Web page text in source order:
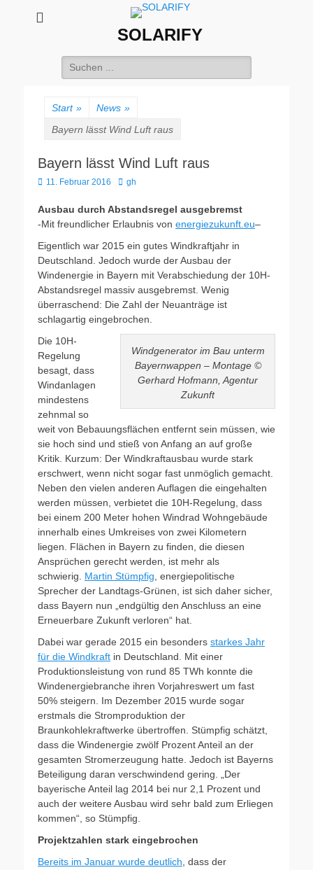
SOLARIFY
Suchen
nach:
Start » News »
Bayern lässt Wind Luft raus
Bayern lässt Wind Luft raus
Veröffentlicht
11. Februar 2016 Autor
gh
Ausbau durch Abstandsregel ausgebremst
-Mit freundlicher Erlaubnis von energiezukunft.eu–
Eigentlich war 2015 ein gutes Windkraftjahr in
Deutschland. Jedoch wurde der Ausbau der
Windenergie in Bayern mit Verabschiedung der 10H-
Abstandsregel massiv ausgebremst. Wenig
überraschend: Die Zahl der Neuanträge ist
schlagartig eingebrochen.
Windgenerator im Bau unterm
Bayernwappen – Montage ©
Gerhard Hofmann, Agentur
Zukunft
Die 10H-
Regelung
besagt, dass
Windanlagen
mindestens
zehnmal so
weit von Bebauungsflächen entfernt sein müssen, wie
sie hoch sind und stieß von Anfang an auf große
Kritik. Kurzum: Der Windkraftausbau wurde stark
erschwert, wenn nicht sogar fast unmöglich gemacht.
Neben den vielen anderen Auflagen die eingehalten
werden müssen, verbietet die 10H-Regelung, dass
bei einem 200 Meter hohen Windrad Wohngebäude
innerhalb eines Umkreises von zwei Kilometern
liegen. Flächen in Bayern zu finden, die diesen
Ansprüchen gerecht werden, ist mehr als
schwierig. Martin Stümpfig , energiepolitische
Sprecher der Landtags-Grünen, ist sich daher sicher,
dass Bayern nun „endgültig den Anschluss an eine
Erneuerbare Zukunft verloren“ hat.
Dabei war gerade 2015 ein besonders starkes Jahr
für die Windkraft in Deutschland. Mit einer
Produktionsleistung von rund 85 TWh konnte die
Windenergiebranche ihren Vorjahreswert um fast
50% steigern. Im Dezember 2015 wurde sogar
erstmals die Stromproduktion der
Braunkohlekraftwerke übertroffen. Stümpfig schätzt,
dass die Windenergie zwölf Prozent Anteil an der
gesamten Stromerzeugung hatte. Jedoch ist Bayerns
Beteiligung daran verschwindend gering. „Der
bayerische Anteil lag 2014 bei nur 2,1 Prozent und
auch der weitere Ausbau wird sehr bald zum Erliegen
kommen“, so Stümpfig.
Projektzahlen stark eingebrochen
Bereits im Januar wurde deutlich , dass der